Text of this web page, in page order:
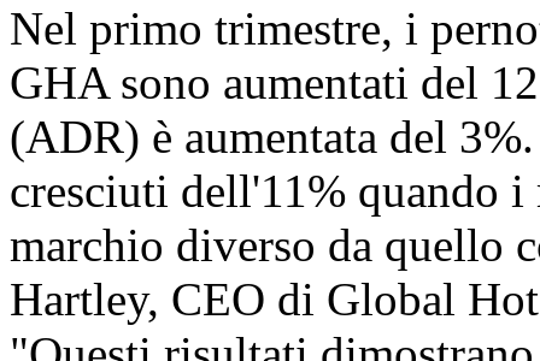
Nel primo trimestre, i
GHA sono aumentati del
(ADR) è aumentata del
cresciuti dell'11% quando
marchio diverso da quello
Hartley, CEO di Global